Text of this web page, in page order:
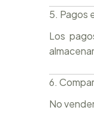
5. Pagos
Los
6.
No